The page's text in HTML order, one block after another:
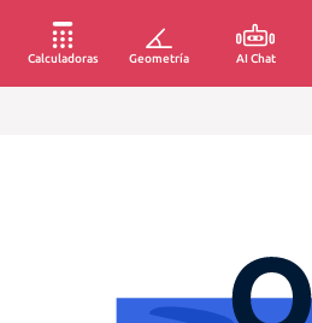
Calculadoras Geometría AI Chat